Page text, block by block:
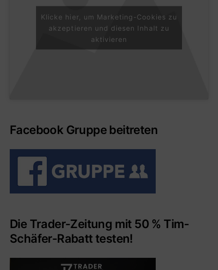
Klicke hier, um Marketing-Cookies zu
akzeptieren und diesen Inhalt zu
aktivieren
Facebook Gruppe beitreten
Die Trader-Zeitung mit 50 % Tim-
Schäfer-Rabatt testen!